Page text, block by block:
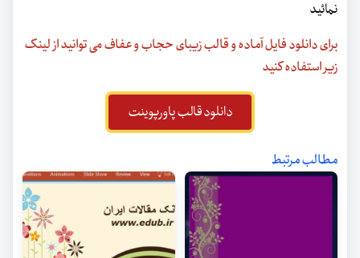
نمائید
برای دانلود فایل آماده و قالب زیبای حجاب و عفاف می توانید از لینک
زیر استفاده کنید
دانلود قالب پاورپوینت
مطالب مرتبط